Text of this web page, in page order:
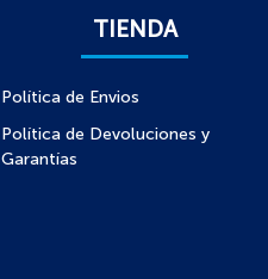
TIENDA
Política de Envios
Política de Devoluciones y
Garantías